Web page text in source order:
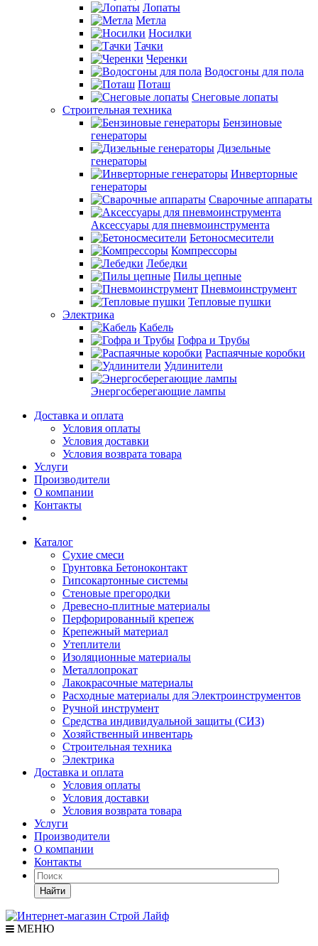
Лопаты
Метла
Носилки
Тачки
Черенки
Водосгоны для пола
Поташ
Снеговые лопаты
Строительная техника
Бензиновые
генераторы
Дизельные
генераторы
Инверторные
генераторы
Сварочные аппараты
Аксессуары для пневмоинструмента
Бетоносмесители
Компрессоры
Лебедки
Пилы цепные
Пневмоинструмент
Тепловые пушки
Электрика
Кабель
Гофра и Трубы
Распаячные коробки
Удлинители
Энергосберегающие лампы
Доставка и оплата
Условия оплаты
Условия доставки
Условия возврата товара
Услуги
Производители
О компании
Контакты
Каталог
Сухие смеси
Грунтовка Бетоноконтакт
Гипсокартонные системы
Стеновые прегородки
Древесно-плитные материалы
Перфорированный крепеж
Крепежный материал
Утеплители
Изоляционные материалы
Металлопрокат
Лакокрасочные материалы
Расходные материалы для Электроинструментов
Ручной инструмент
Средства индивидуальной защиты (СИЗ)
Хозяйственный инвентарь
Строительная техника
Электрика
Доставка и оплата
Условия оплаты
Условия доставки
Условия возврата товара
Услуги
Производители
О компании
Контакты
Найти
МЕНЮ